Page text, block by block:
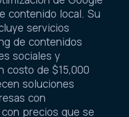
contenido local. Su
servicios
de contenidos
sociales y
costo de $15,000
soluciones
con
precios que se